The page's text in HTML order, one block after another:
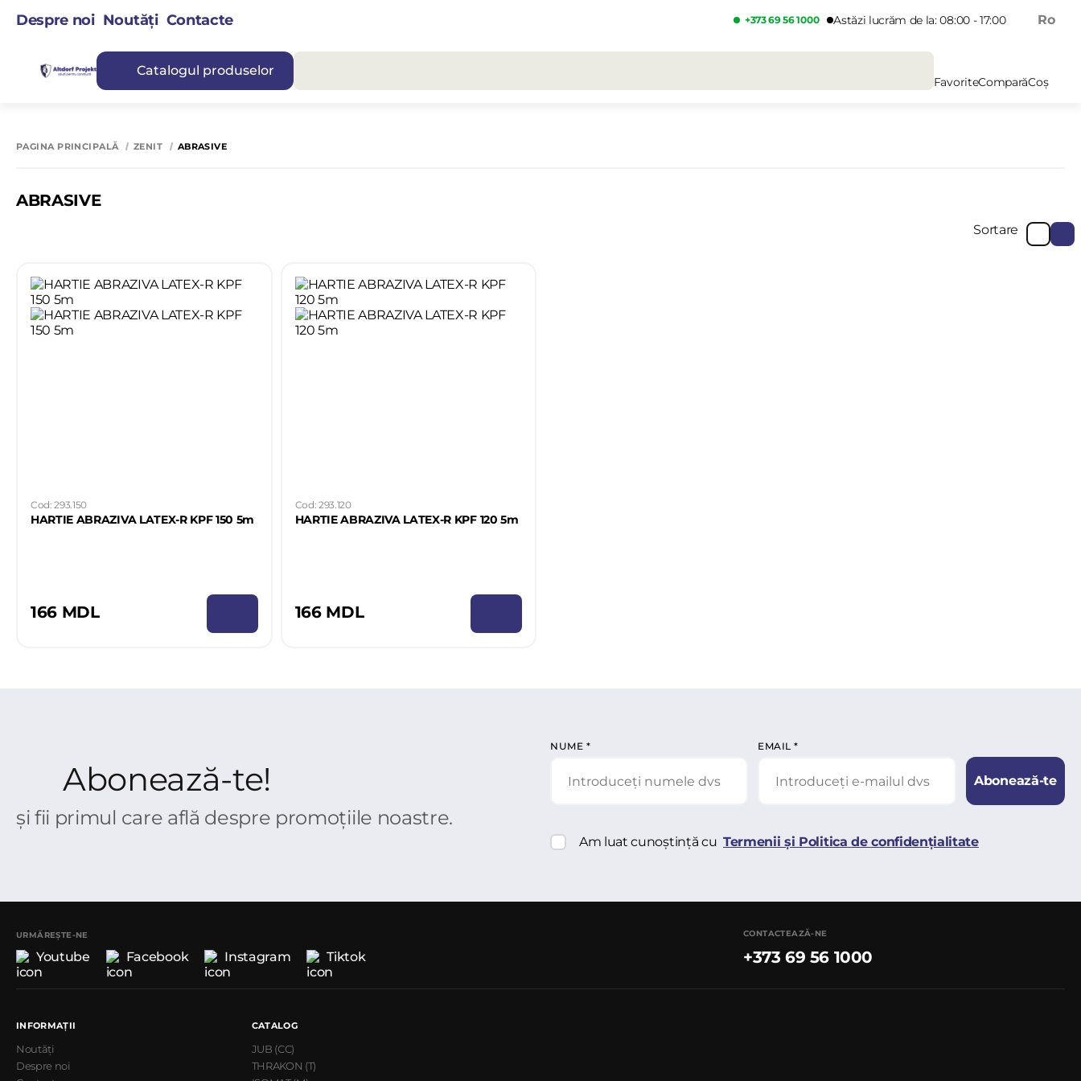
Despre noi Noutăți Contacte +373 69 56 1000 Astăzi lucrăm de la: 08:00 - 17:00 Ro
Catalogul produselor
FavoriteComparăCoș
PAGINA PRINCIPALĂ ZENIT ABRASIVE
ABRASIVE
Sortare
Cod: 293.150
HARTIE ABRAZIVA LATEX-R KPF 150 5m
166 MDL
Cod: 293.120
HARTIE ABRAZIVA LATEX-R KPF 120 5m
166 MDL
Abonează-te!
și fii primul care află despre promoțiile noastre.
NUME * EMAIL*
Abonează-te
Am luat cunoștință cu Termenii și Politica de confidențialitate
URMĂREȘTE-NE
Youtube Facebook Instagram Tiktok
CONTACTEAZĂ-NE
+373 69 56 1000
INFORMAȚII
Noutăți
Despre noi
CATALOG
JUB (CC)
THRAKON (T)